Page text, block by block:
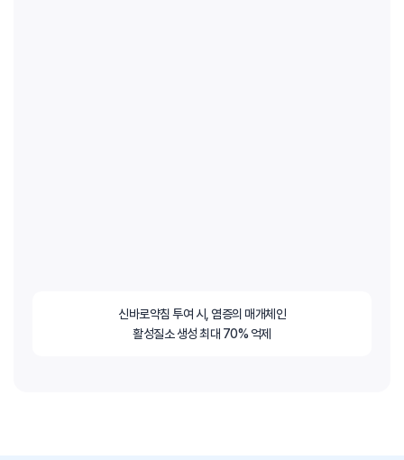
신바로약침 투여 시, 염증의 매개체인
활성질소 생성 최대 70% 억제